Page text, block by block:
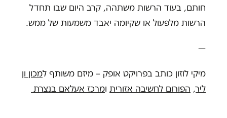
חותם, בעוד הרשות משתהה, קרב היום שבו תחדל
הרשות מלפעול או שקיומה יאבד משמעות של ממש.
—
מיקי לוזון כותב בפרויקט אופק – מיזם משותף למכון ון
ליר, הפורום לחשיבה אזורית ומרכז אעלאם בנצרת